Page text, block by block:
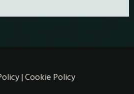
| Cookie Policy